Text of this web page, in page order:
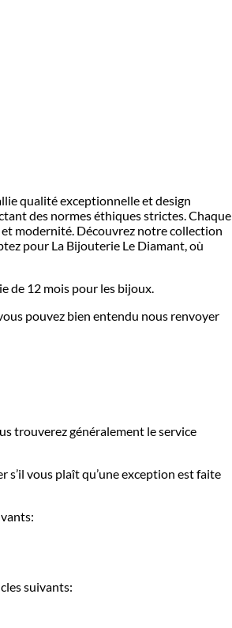
qualité exceptionnelle et design
des normes éthiques strictes. Chaque
modernité. Découvrez notre collection
pour La Bijouterie Le Diamant, où
de 12 mois pour les bijoux.
pouvez bien entendu nous renvoyer
trouverez généralement le service
vous plaît qu’une exception est faite
suivants: